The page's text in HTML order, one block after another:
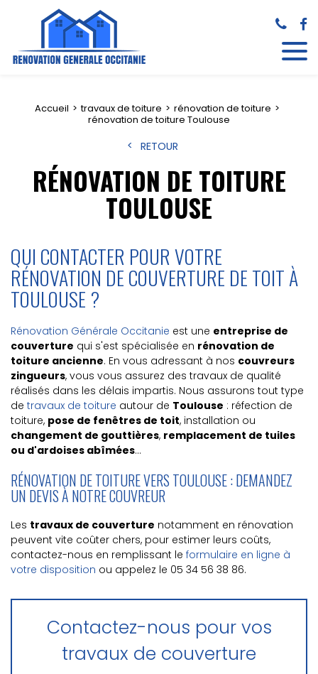
Accueil travaux de toiture
rénovation de toiture
rénovation de toiture Toulouse
RETOUR
RÉNOVATION DE TOITURE
TOULOUSE
QUI CONTACTER POUR VOTRE
RÉNOVATION DE COUVERTURE DE TOIT À
TOULOUSE ?
Rénovation Générale Occitanie est une entreprise de
couverture qui s'est spécialisée en rénovation de
toiture ancienne. En vous adressant à nos couvreurs
zingueurs, vous vous assurez des travaux de qualité
réalisés dans les délais impartis. Nous assurons tout type
de travaux de toiture autour de Toulouse : réfection de
toiture, pose de fenêtres de toit, installation ou
changement de gouttières, remplacement de tuiles
ou d'ardoises abîmées...
RÉNOVATION DE TOITURE VERS TOULOUSE : DEMANDEZ
UN DEVIS À NOTRE COUVREUR
Les travaux de couverture notamment en rénovation
peuvent vite coûter chers, pour estimer leurs coûts,
contactez-nous en remplissant le formulaire en ligne à
votre disposition ou appelez le 05 34 56 38 86.
Contactez-nous pour vos
travaux de couverture